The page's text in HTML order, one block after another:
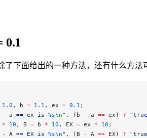
0.1
了下面给出的一种方法，还有什么方法
1.0 , b = 1.1 , ex = 0.1 ;
- a == ex is %s\n" , (b - a == ex) ?
* 10 , B = b * 10 , EX = ex * 10 ;
- A == EX is %s\n" , (B - A == EX) ?